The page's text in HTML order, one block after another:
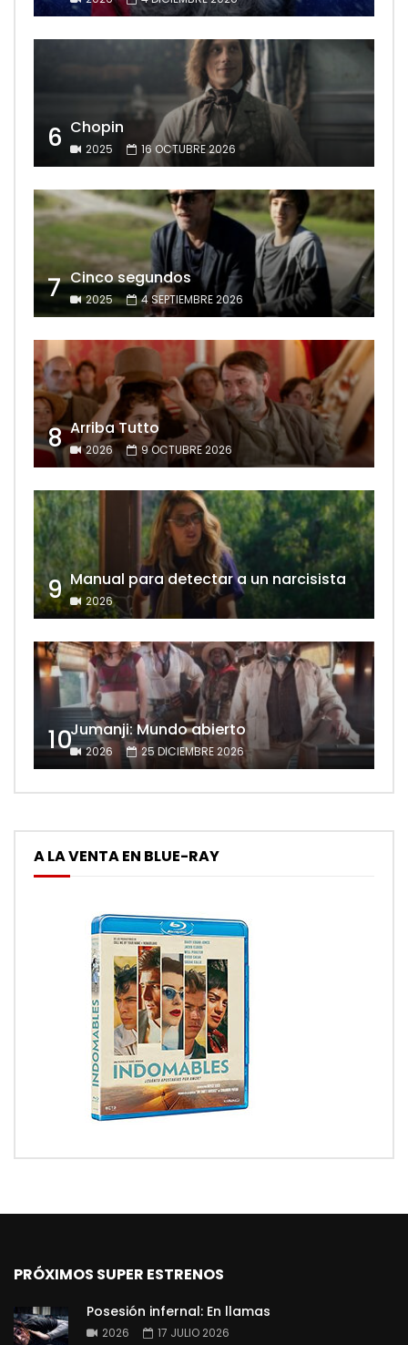
6 Chopin
2025 16 OCTUBRE 2026
7 Cinco segundos
2025 4 SEPTIEMBRE 2026
8 Arriba Tutto
2026 9 OCTUBRE 2026
9 Manual para detectar a un narcisista
2026
10Jumanji: Mundo abierto
2026 25 DICIEMBRE 2026
A LA VENTA EN BLUE-RAY
PRÓXIMOS SUPER ESTRENOS
Posesión infernal: En llamas
2026 17 JULIO 2026